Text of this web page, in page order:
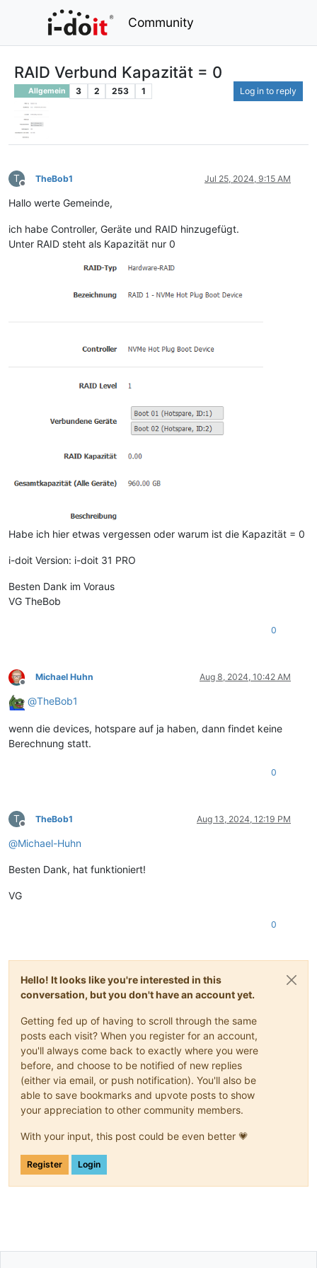
Community
RAID Verbund Kapazität = 0
Allgemein 3 2 253 1 Log in to reply
T
Offline
TheBob1 Jul 25, 2024, 9:15 AM
Hallo werte Gemeinde,
ich habe Controller, Geräte und RAID hinzugefügt.
Unter RAID steht als Kapazität nur 0
Habe ich hier etwas vergessen oder warum ist die Kapazität = 0
i-doit Version: i-doit 31 PRO
Besten Dank im Voraus
VG TheBob
0
Offline
Michael Huhn Aug 8, 2024, 10:42 AM
@TheBob1
wenn die devices, hotspare auf ja haben, dann findet keine
Berechnung statt.
0
T
Offline
TheBob1 Aug 13, 2024, 12:19 PM
@Michael-Huhn
Besten Dank, hat funktioniert!
VG
0
Hello! It looks like you're interested in this
conversation, but you don't have an account yet.
Getting fed up of having to scroll through the same
posts each visit? When you register for an account,
you'll always come back to exactly where you were
before, and choose to be notified of new replies
(either via email, or push notification). You'll also be
able to save bookmarks and upvote posts to show
your appreciation to other community members.
With your input, this post could be even better 💗
Register Login